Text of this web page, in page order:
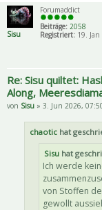
Sisu
Forumaddict
Beiträge: 2058
Registriert:19. Jan
Re: Sisu quiltet:
Along,
von Sisu » 3. Jun 2026,
chaotic hat
Sisu hat
Ich werde
von Stoffen
gewollt